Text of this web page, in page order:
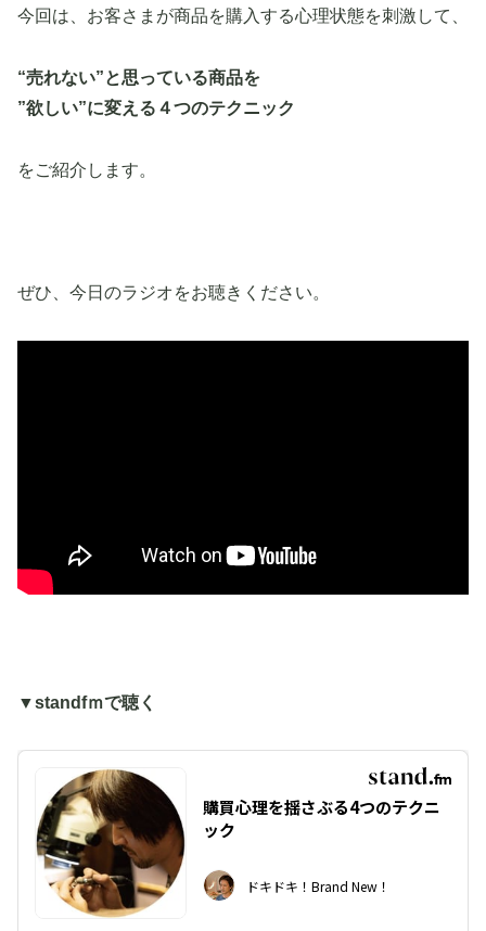
今回は、お客さまが商品を購入する心理状態を刺激して、
“売れない”と思っている商品を
”欲しい”に変える４つのテクニック
をご紹介します。
ぜひ、今日のラジオをお聴きください。
▼standfｍで聴く